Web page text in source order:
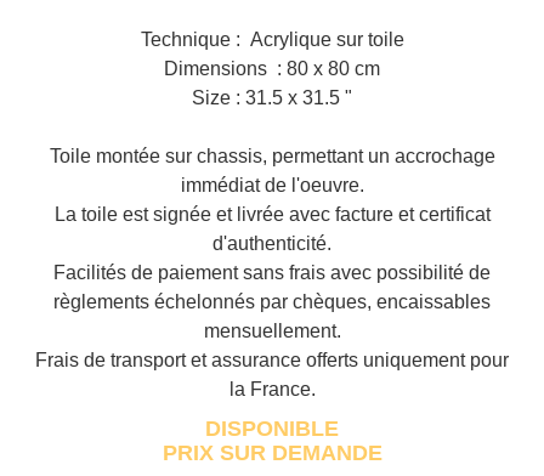
Technique : Acrylique sur toile
Dimensions : 80 x 80 cm
Size : 31.5 x 31.5 "
Toile montée sur chassis, permettant un accrochage
immédiat de l'oeuvre.
La toile est signée et livrée avec facture et certificat
d'authenticité.
Facilités de paiement sans frais avec possibilité de
règlements échelonnés par chèques, encaissables
mensuellement.
Frais de transport et assurance offerts uniquement pour
la France.
DISPONIBLE
PRIX SUR DEMANDE